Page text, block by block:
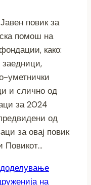
повик за
помош на
како:
уметнички
и слично од
за 2024
од
за овај повик
на